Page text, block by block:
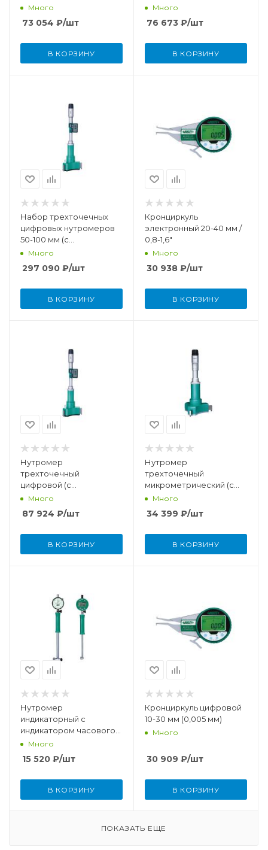
установочного кольца)
125-150 мм (0,005 мм)
Много
73 054 ₽/шт
В КОРЗИНУ
(0,001 мм) IP65
Много
76 673 ₽/шт
В КОРЗИНУ
Набор трехточечных
цифровых нутромеров
50-100 мм (с
установочными
Много
297 090 ₽/шт
В КОРЗИНУ
Кронциркуль
электронный 20-40 мм /
0,8-1,6"
Много
30 938 ₽/шт
В КОРЗИНУ
Нутромер
трехточечный
цифровой (с
установочным кольцом)
размерность 62-75 мм /
2,44-2,95"
Много
87 924 ₽/шт
В КОРЗИНУ
Нутромер
трехточечный
микрометрический (с
установочным кольцом)
размерность 8-10 мм
Много
34 399 ₽/шт
В КОРЗИНУ
Нутромер
индикаторный с
индикатором часового
типа (без установочного
кольца) 50-100 мм (0,01
мм)
Много
15 520 ₽/шт
В КОРЗИНУ
Кронциркуль цифровой
10-30 мм (0,005 мм)
Много
30 909 ₽/шт
В КОРЗИНУ
ПОКАЗАТЬ ЕЩЕ